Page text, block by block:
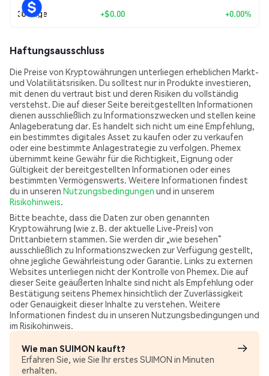
30 Tage +$0.00 +0.00%
Haftungsausschluss
Die Preise von Kryptowährungen unterliegen erheblichen Markt-
und Volatilitätsrisiken. Du solltest nur in Produkte investieren,
mit denen du vertraut bist und deren Risiken du vollständig
verstehst. Die auf dieser Seite bereitgestellten Informationen
dienen ausschließlich zu Informationszwecken und stellen keine
Anlageberatung dar. Es handelt sich nicht um eine Empfehlung,
ein bestimmtes digitales Asset zu kaufen oder zu verkaufen
oder eine bestimmte Anlagestrategie zu verfolgen. Phemex
übernimmt keine Gewähr für die Richtigkeit, Eignung oder
Gültigkeit der bereitgestellten Informationen oder eines
bestimmten Vermögenswerts. Weitere Informationen findest
du in unseren Nutzungsbedingungen und in unserem
Risikohinweis.
Bitte beachte, dass die Daten zur oben genannten
Kryptowährung (wie z. B. der aktuelle Live-Preis) von
Drittanbietern stammen. Sie werden dir „wie besehen“
ausschließlich zu Informationszwecken zur Verfügung gestellt,
ohne jegliche Gewährleistung oder Garantie. Links zu externen
Websites unterliegen nicht der Kontrolle von Phemex. Die auf
dieser Seite geäußerten Inhalte sind nicht als Empfehlung oder
Bestätigung seitens Phemex hinsichtlich der Zuverlässigkeit
oder Genauigkeit dieser Inhalte zu verstehen. Weitere
Informationen findest du in unseren Nutzungsbedingungen und
im Risikohinweis.
Wie man SUIMON kauft?
Erfahren Sie, wie Sie Ihr erstes SUIMON in Minuten
erhalten.